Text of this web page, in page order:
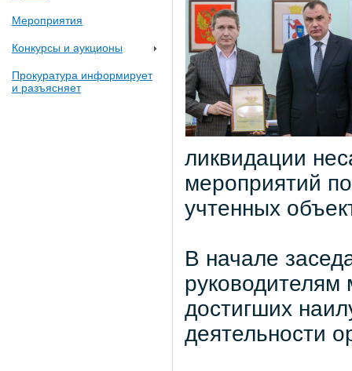
Мероприятия
Конкурсы и аукционы
Прокуратура информирует
и разъясняет
ликвидации
мероприятий
учтенных
В начале
достигших
деятельности